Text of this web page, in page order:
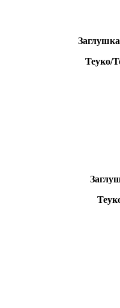
Заглушка
Теуко/
Теуко/